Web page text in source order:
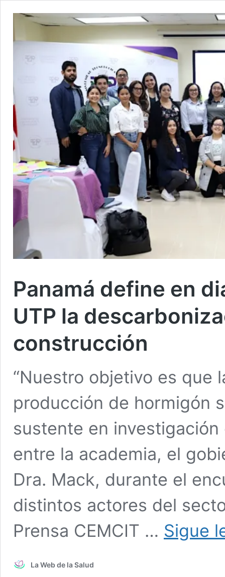
Panamá define en
UTP la
construcción
“Nuestro objetivo es que
producción de hormigón
sustente en
entre la academia, el
Dra. Mack, durante el
distintos actores del
Prensa CEMCIT … Sigue
La Web de la Salud